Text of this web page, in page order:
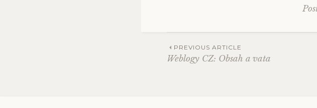
Post
PREVIOUS ARTICLE
Weblogy CZ: Obsah a vata